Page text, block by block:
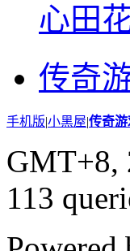
心田
传奇
手机版|小黑屋|传奇游
GMT+8,
113